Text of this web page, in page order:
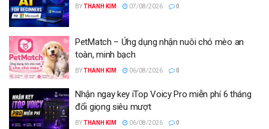
BYTHANH KIM 07/08/2026 0
PetMatch – Ứng dụng nhận nuôi chó mèo an
toàn, minh bạch
BYTHANH KIM 06/08/2026 0
Nhận ngay key iTop Voicy Pro miễn phí 6 tháng
đổi giọng siêu mượt
BYTHANH KIM 06/08/2026 0